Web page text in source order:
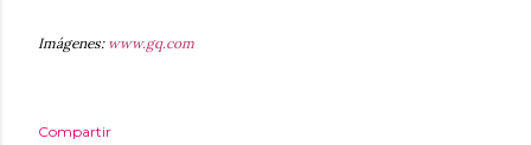
Imágenes: www.gq.com
Compartir